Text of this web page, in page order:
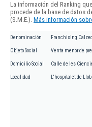
La información del Ranking
procede de la base de datos
(S.M.E.). Más información
Denominación Franchising
Objeto Social Venta menor de
Domicilio Social Calle de les
Localidad L'hospitalet de